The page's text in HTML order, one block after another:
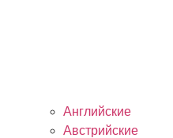
Английские
Австрийские